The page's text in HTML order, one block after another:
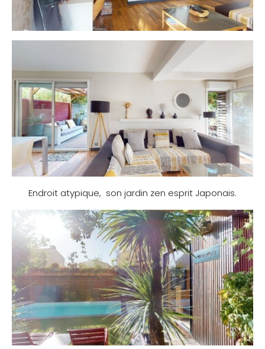
Endroit atypique, son jardin zen esprit Japonais.